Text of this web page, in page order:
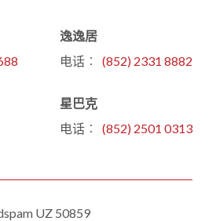
逸逸居
电话︰
(852) 2331 8882
星巴克
电话︰
(852) 2501 0313
UZ 50859